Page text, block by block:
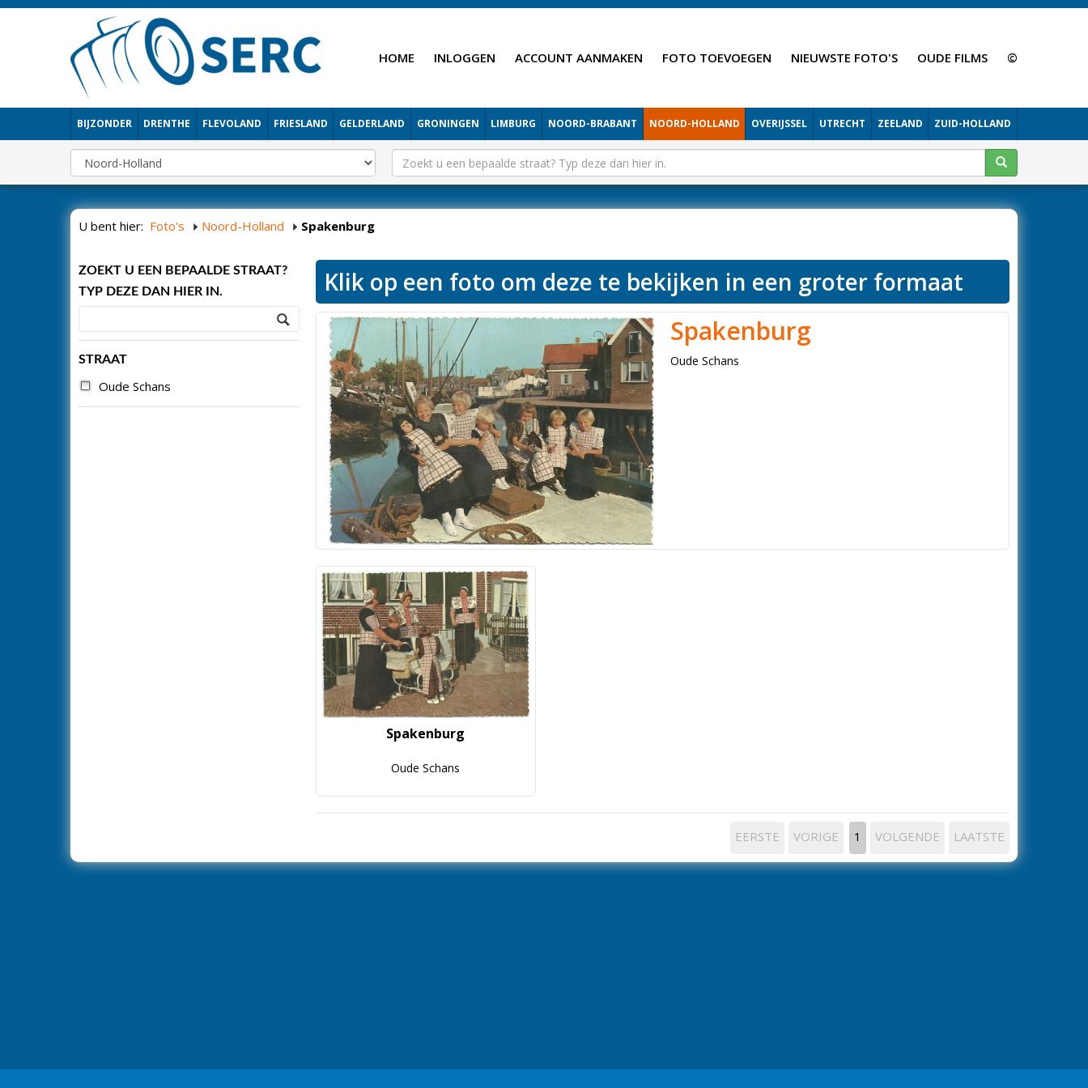
HOME INLOGGEN ACCOUNT AANMAKEN FOTO TOEVOEGEN NIEUWSTE FOTO'S OUDE FILMS ©
BIJZONDER DRENTHE FLEVOLAND FRIESLAND GELDERLAND GRONINGEN LIMBURG NOORD-BRABANT NOORD-HOLLAND OVERIJSSEL UTRECHT ZEELAND ZUID-HOLLAND
U bent hier: Foto's Noord-Holland Spakenburg
ZOEKT U EEN BEPAALDE STRAAT?
TYP DEZE DAN HIER IN.
STRAAT
Oude Schans
Klik op een foto om deze te bekijken in een groter formaat
Spakenburg
Oude Schans
Spakenburg
Oude Schans
EERSTE VORIGE 1 VOLGENDE LAATSTE